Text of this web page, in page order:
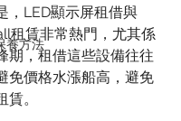
養方法
，LED顯示屏租借與
租賃非常熱門，尤其係
期，租借這些設備往往
免價格水漲船高，避免
。